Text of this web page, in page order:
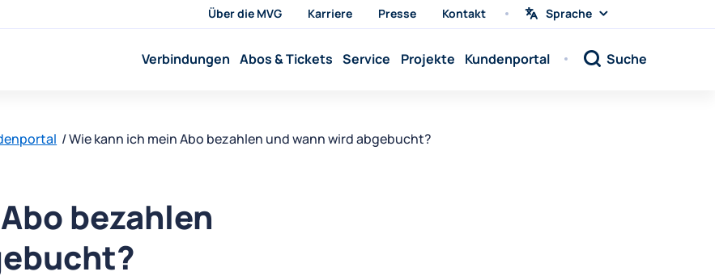
Über die MVG Karriere Presse Kontakt
Sprache
Sprache
Verbindungen Abos & Tickets Service Projekte Kundenportal Suche
Wie kann ich mein Abo bezahlen und wann wird abgebucht?
bezahlen